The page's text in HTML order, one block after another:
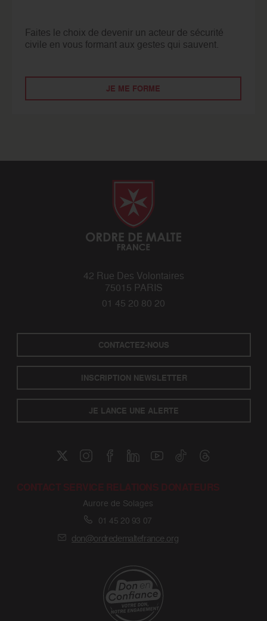
Faites le choix de devenir un acteur de sécurité
civile en vous formant aux gestes qui sauvent.
JE ME FORME
42 Rue Des Volontaires
75015 PARIS
01 45 20 80 20
CONTACTEZ-NOUS
INSCRIPTION NEWSLETTER
JE LANCE UNE ALERTE
CONTACT SERVICE RELATIONS DONATEURS
Aurore de Solages
01 45 20 93 07
don@ordredemaltefrance.org